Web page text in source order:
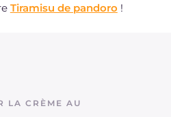
Tiramisu de pandoro !
LA CRÈME AU